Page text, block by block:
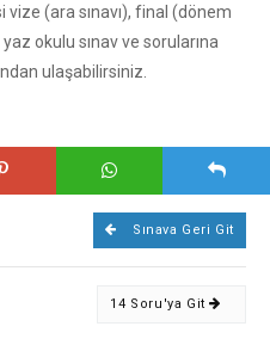
(ara sınavı), final (dönem
okulu sınav ve sorularına
ulaşabilirsiniz.
Sınava Geri Git
14 Soru'ya Git